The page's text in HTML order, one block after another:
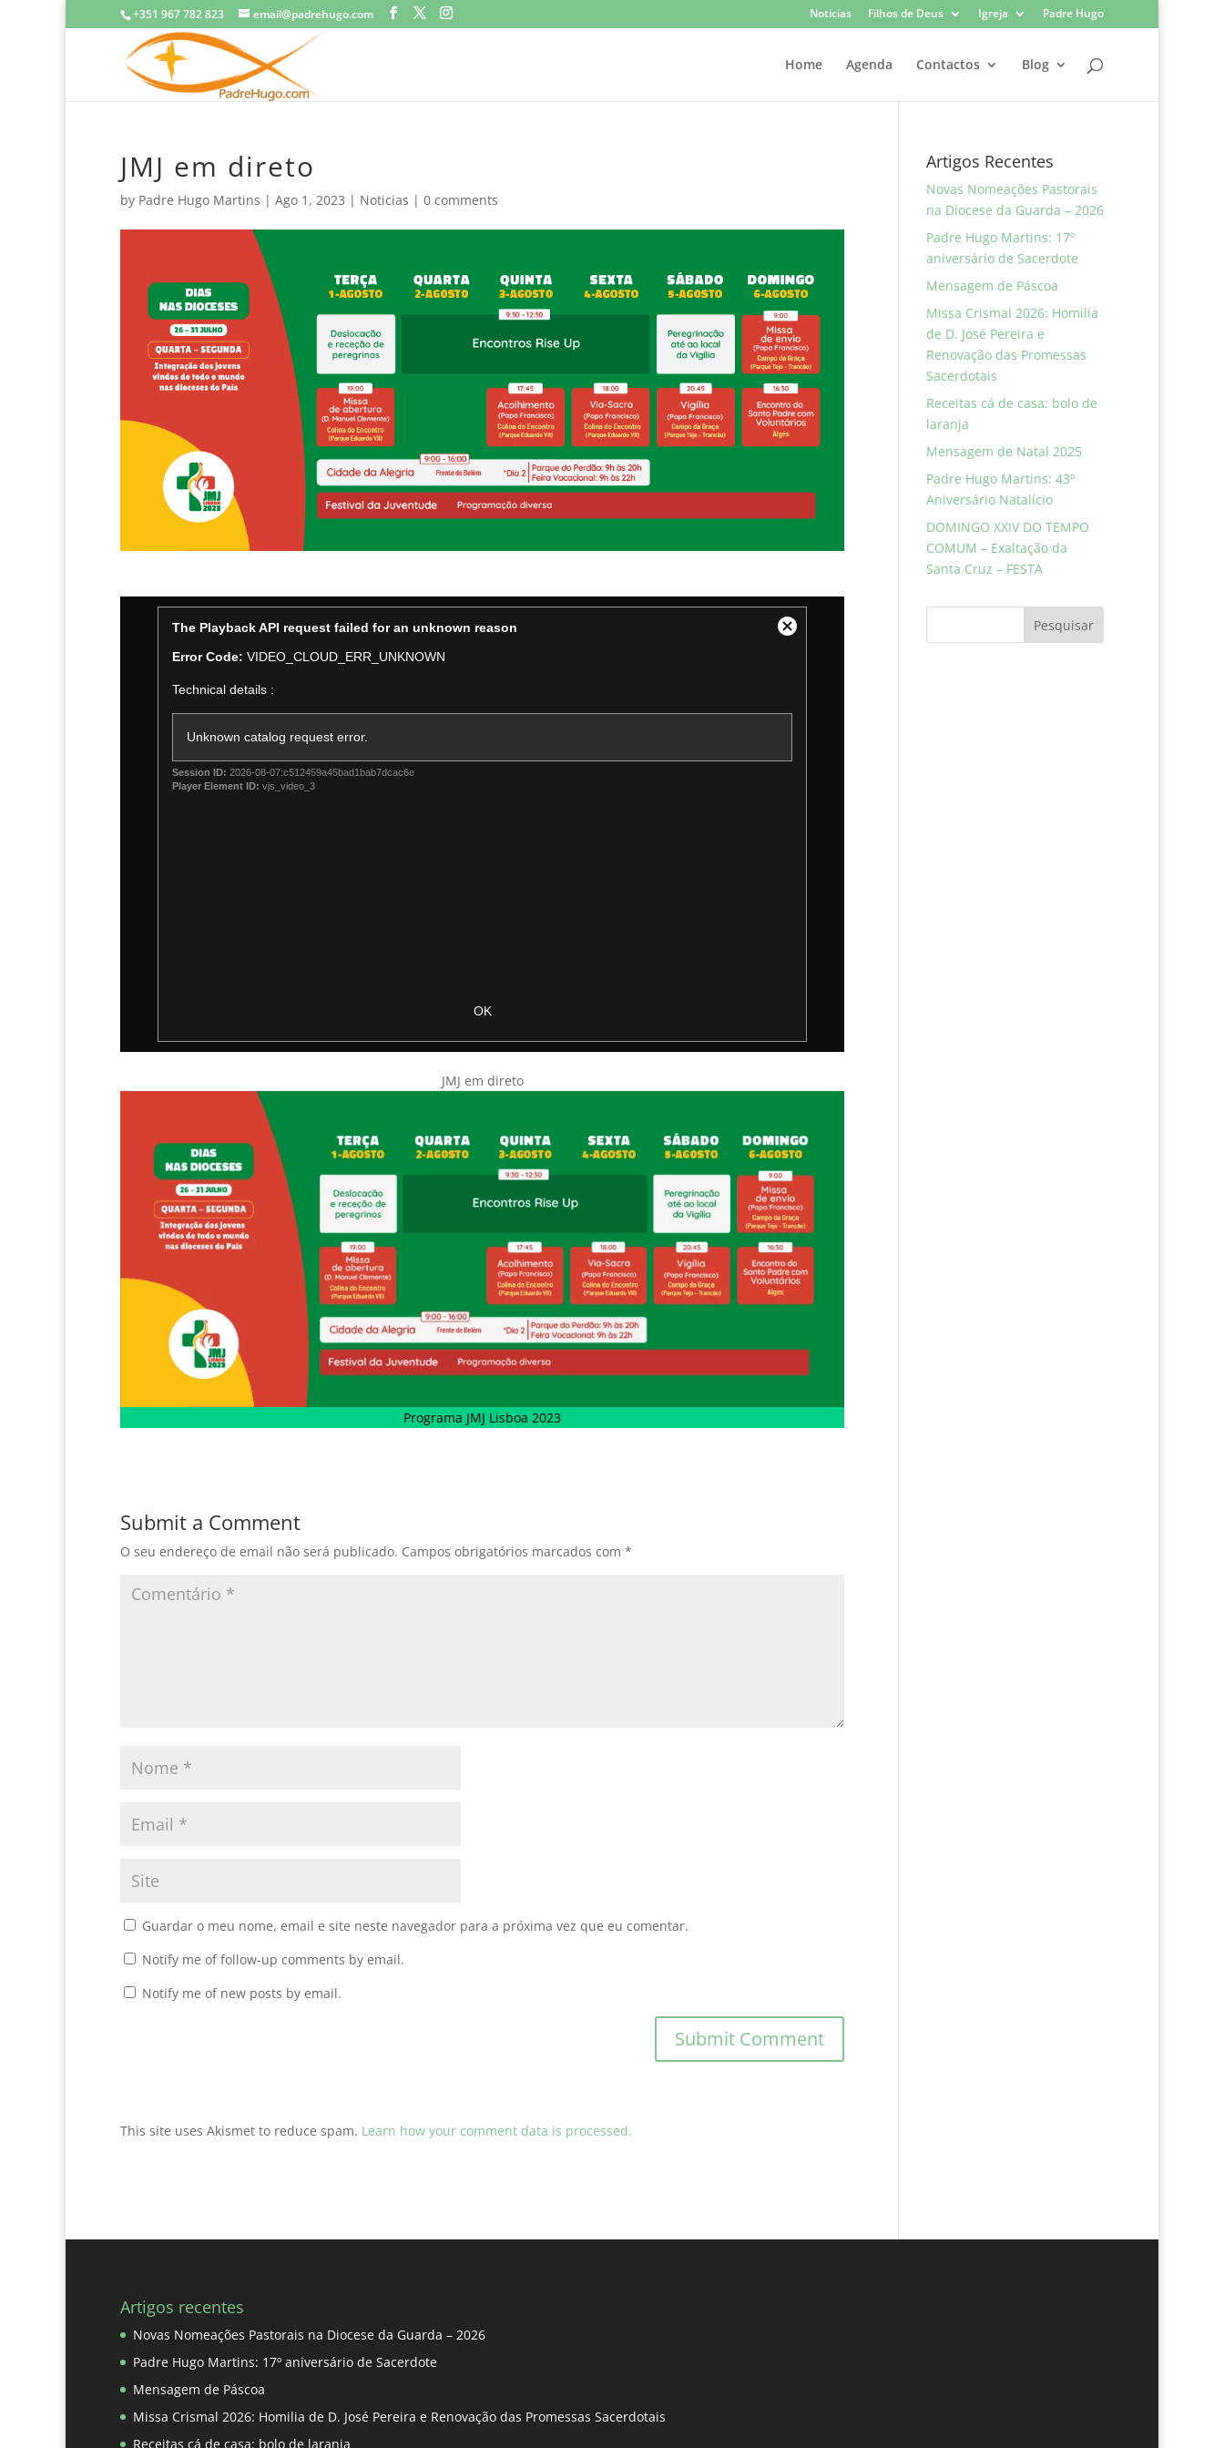
+351 967 782 823 email@padrehugo.com Noticias Filhos de Deus Igreja Padre Hugo
Home Agenda Contactos Blog
JMJ em direto
by Padre Hugo Martins | Ago 1, 2023 | Noticias | 0 comments
JMJ em direto
Programa JMJ Lisboa 2023
Submit a Comment
O seu endereço de email não será publicado. Campos obrigatórios marcados com *
Guardar o meu nome, email e site neste navegador para a próxima vez que eu comentar.
Notify me of follow-up comments by email.
Notify me of new posts by email.
This site uses Akismet to reduce spam. Learn how your comment data is processed.
Artigos Recentes
Novas Nomeações Pastorais
na Diocese da Guarda – 2026
Padre Hugo Martins: 17º
aniversário de Sacerdote
Mensagem de Páscoa
Missa Crismal 2026: Homilia
de D. José Pereira e
Renovação das Promessas
Sacerdotais
Receitas cá de casa: bolo de
laranja
Mensagem de Natal 2025
Padre Hugo Martins: 43º
Aniversário Natalício
DOMINGO XXIV DO TEMPO
COMUM – Exaltação da
Santa Cruz – FESTA
Pesquisar
Artigos recentes
Novas Nomeações Pastorais na Diocese da Guarda – 2026
Padre Hugo Martins: 17º aniversário de Sacerdote
Mensagem de Páscoa
Missa Crismal 2026: Homilia de D. José Pereira e Renovação das Promessas Sacerdotais
Receitas cá de casa: bolo de laranja